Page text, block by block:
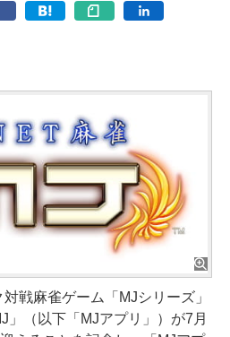
戦麻雀ゲーム「MJシリーズ」
」（以下「MJアプリ」）が7月